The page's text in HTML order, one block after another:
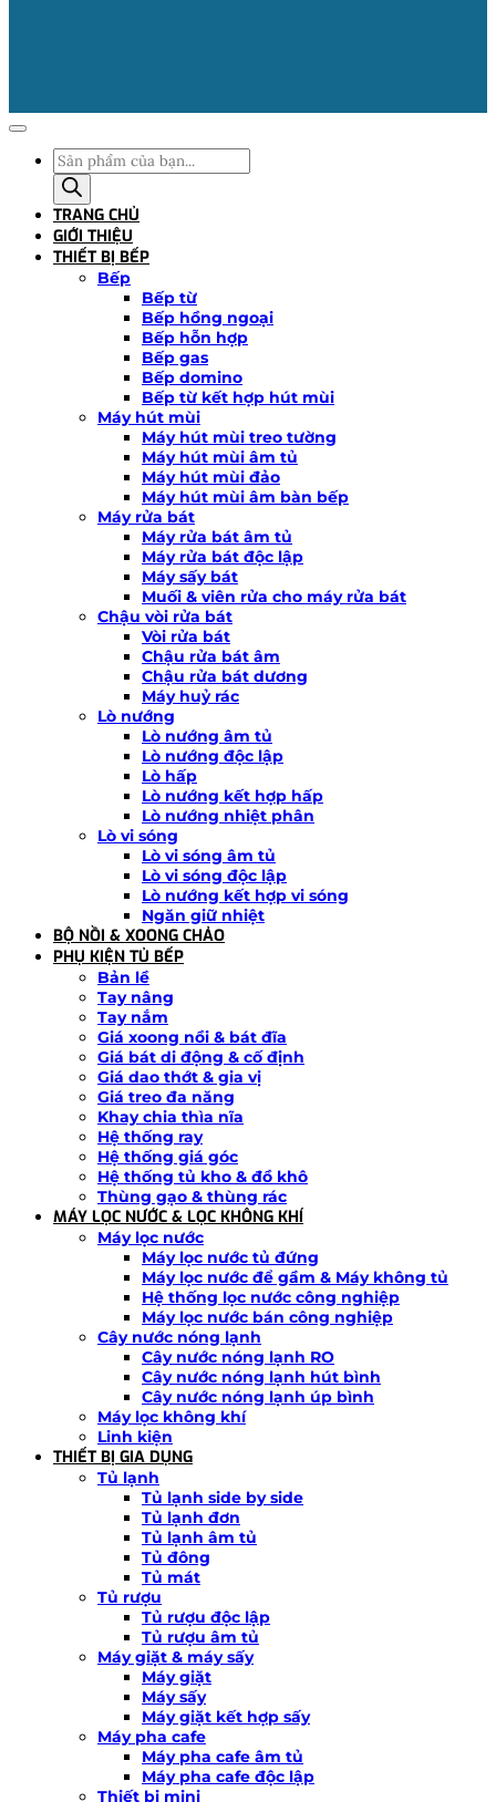
Tìm
kiếm
sản
phẩm
TRANG CHỦ
GIỚI THIỆU
THIẾT BỊ BẾP
Bếp
Bếp từ
Bếp hồng ngoại
Bếp hỗn hợp
Bếp gas
Bếp domino
Bếp từ kết hợp hút mùi
Máy hút mùi
Máy hút mùi treo tường
Máy hút mùi âm tủ
Máy hút mùi đảo
Máy hút mùi âm bàn bếp
Máy rửa bát
Máy rửa bát âm tủ
Máy rửa bát độc lập
Máy sấy bát
Muối & viên rửa cho máy rửa bát
Chậu vòi rửa bát
Vòi rửa bát
Chậu rửa bát âm
Chậu rửa bát dương
Máy huỷ rác
Lò nướng
Lò nướng âm tủ
Lò nướng độc lập
Lò hấp
Lò nướng kết hợp hấp
Lò nướng nhiệt phân
Lò vi sóng
Lò vi sóng âm tủ
Lò vi sóng độc lập
Lò nướng kết hợp vi sóng
Ngăn giữ nhiệt
BỘ NỒI & XOONG CHẢO
PHỤ KIỆN TỦ BẾP
Bản lề
Tay nâng
Tay nắm
Giá xoong nồi & bát đĩa
Giá bát di động & cố định
Giá dao thớt & gia vị
Giá treo đa năng
Khay chia thìa nĩa
Hệ thống ray
Hệ thống giá góc
Hệ thống tủ kho & đồ khô
Thùng gạo & thùng rác
MÁY LỌC NƯỚC & LỌC KHÔNG KHÍ
Máy lọc nước
Máy lọc nước tủ đứng
Máy lọc nước để gầm & Máy không tủ
Hệ thống lọc nước công nghiệp
Máy lọc nước bán công nghiệp
Cây nước nóng lạnh
Cây nước nóng lạnh RO
Cây nước nóng lạnh hút bình
Cây nước nóng lạnh úp bình
Máy lọc không khí
Linh kiện
THIẾT BỊ GIA DỤNG
Tủ lạnh
Tủ lạnh side by side
Tủ lạnh đơn
Tủ lạnh âm tủ
Tủ đông
Tủ mát
Tủ rượu
Tủ rượu độc lập
Tủ rượu âm tủ
Máy giặt & máy sấy
Máy giặt
Máy sấy
Máy giặt kết hợp sấy
Máy pha cafe
Máy pha cafe âm tủ
Máy pha cafe độc lập
Thiết bị mini